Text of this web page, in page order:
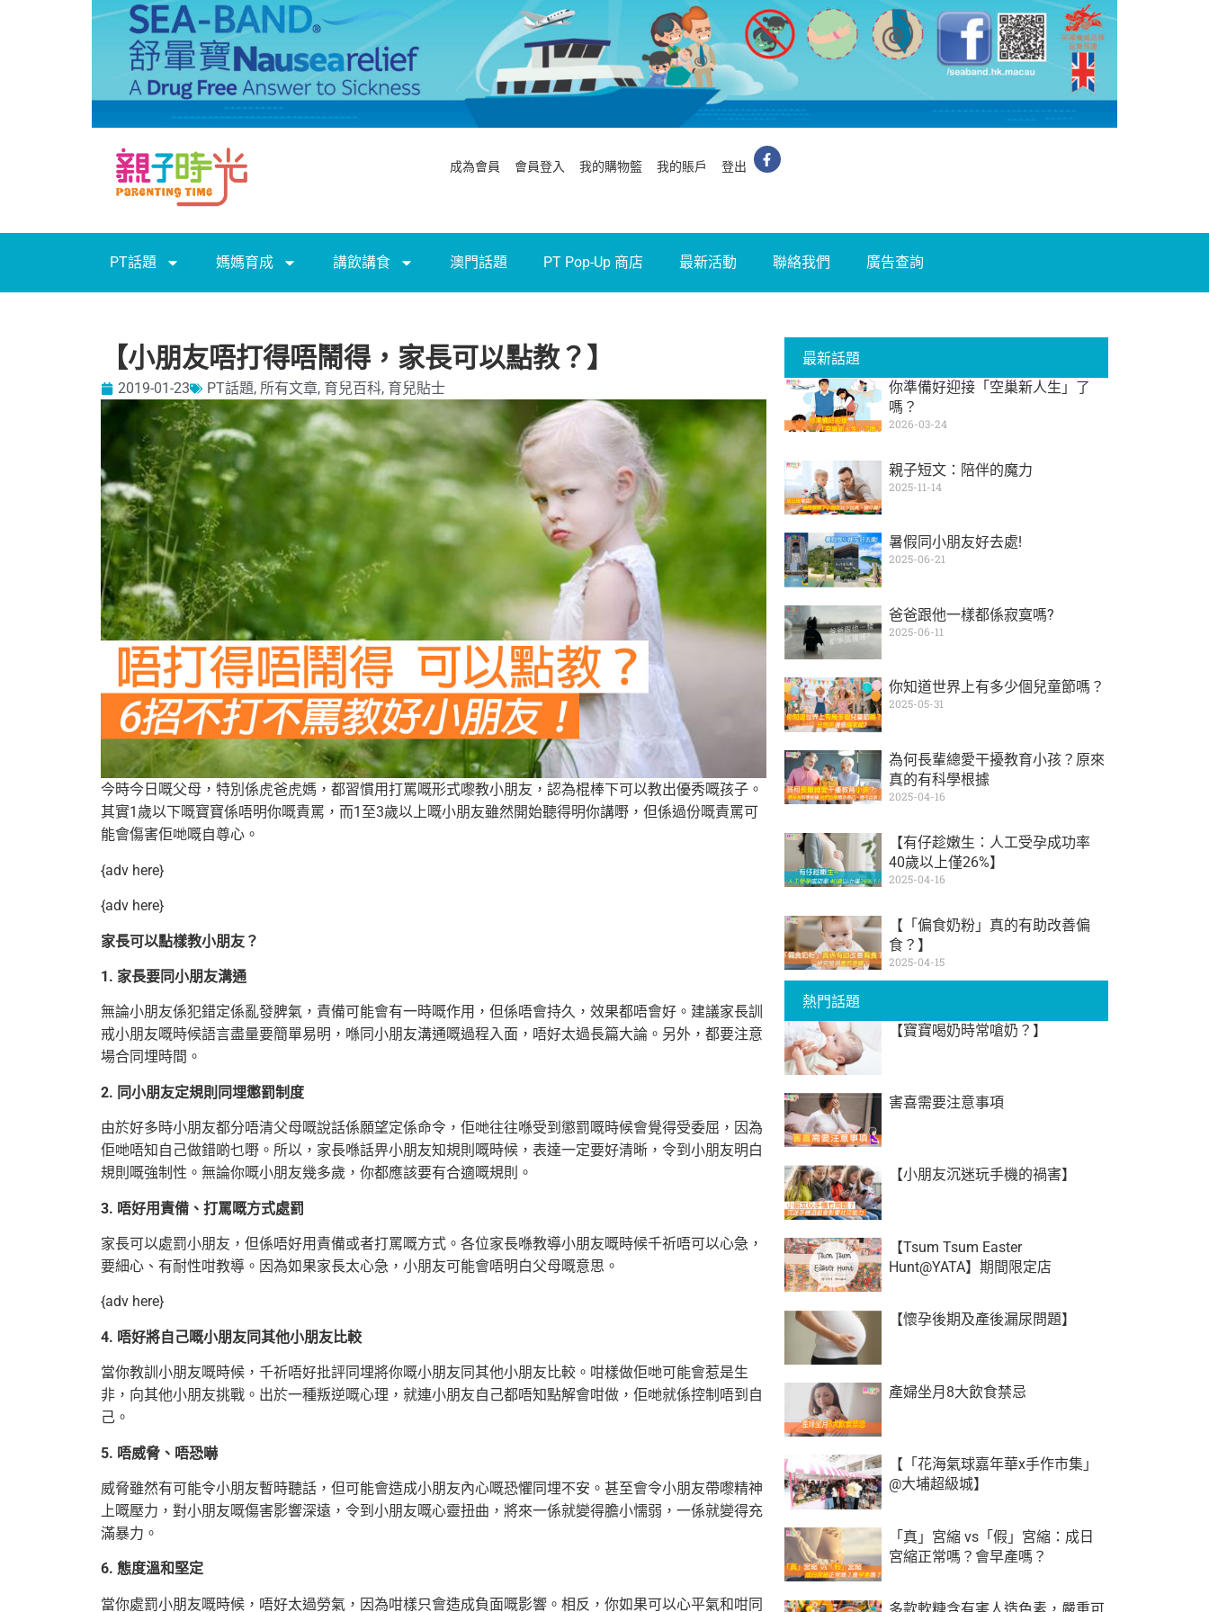
成為會員 會員登入 我的購物籃 我的賬戶 登出
PT話題 媽媽育成 講飲講食 澳門話題 PT Pop-Up 商店 最新活動 聯絡我們 廣告查詢
【小朋友唔打得唔鬧得，家長可以點教？】
2019-01-23 PT話題, 所有文章, 育兒百科, 育兒貼士
今時今日嘅父母，特別係虎爸虎媽，都習慣用打罵嘅形式嚟教小朋友，認為棍棒下可以教出優秀嘅孩子。
其實1歲以下嘅寶寶係唔明你嘅責罵，而1至3歲以上嘅小朋友雖然開始聽得明你講嘢，但係過份嘅責罵可
能會傷害佢哋嘅自尊心。
{adv here}
{adv here}
家長可以點樣教小朋友？
1. 家長要同小朋友溝通
無論小朋友係犯錯定係亂發脾氣，責備可能會有一時嘅作用，但係唔會持久，效果都唔會好。建議家長訓
戒小朋友嘅時候語言盡量要簡單易明，喺同小朋友溝通嘅過程入面，唔好太過長篇大論。另外，都要注意
場合同埋時間。
2. 同小朋友定規則同埋懲罰制度
由於好多時小朋友都分唔清父母嘅說話係願望定係命令，佢哋往往喺受到懲罰嘅時候會覺得受委屈，因為
佢哋唔知自己做錯啲乜嘢。所以，家長喺話畀小朋友知規則嘅時候，表達一定要好清晰，令到小朋友明白
規則嘅強制性。無論你嘅小朋友幾多歲，你都應該要有合適嘅規則。
3. 唔好用責備、打罵嘅方式處罰
家長可以處罰小朋友，但係唔好用責備或者打罵嘅方式。各位家長喺教導小朋友嘅時候千祈唔可以心急，
要細心、有耐性咁教導。因為如果家長太心急，小朋友可能會唔明白父母嘅意思。
{adv here}
4. 唔好將自己嘅小朋友同其他小朋友比較
當你教訓小朋友嘅時候，千祈唔好批評同埋將你嘅小朋友同其他小朋友比較。咁樣做佢哋可能會惹是生
非，向其他小朋友挑戰。出於一種叛逆嘅心理，就連小朋友自己都唔知點解會咁做，佢哋就係控制唔到自
己。
5. 唔威脅、唔恐嚇
威脅雖然有可能令小朋友暫時聽話，但可能會造成小朋友內心嘅恐懼同埋不安。甚至會令小朋友帶嚟精神
上嘅壓力，對小朋友嘅傷害影響深遠，令到小朋友嘅心靈扭曲，將來一係就變得膽小懦弱，一係就變得充
滿暴力。
6. 態度溫和堅定
當你處罰小朋友嘅時候，唔好太過勞氣，因為咁樣只會造成負面嘅影響。相反，你如果可以心平氣和咁同
最新話題
你準備好迎接「空巢新人生」了
嗎？
2026-03-24
親子短文：陪伴的魔力
2025-11-14
暑假同小朋友好去處!
2025-06-21
爸爸跟他一樣都係寂寞嗎?
2025-06-11
你知道世界上有多少個兒童節嗎？
2025-05-31
為何長輩總愛干擾教育小孩？原來
真的有科學根據
2025-04-16
【有仔趁嫩生：人工受孕成功率
40歲以上僅26%】
2025-04-16
【「偏食奶粉」真的有助改善偏
食？】
2025-04-15
熱門話題
【寶寶喝奶時常嗆奶？】
害喜需要注意事項
【小朋友沉迷玩手機的禍害】
【Tsum Tsum Easter
Hunt@YATA】期間限定店
【懷孕後期及產後漏尿問題】
產婦坐月8大飲食禁忌
【「花海氣球嘉年華x手作市集」
@大埔超級城】
「真」宮縮 vs「假」宮縮：成日
宮縮正常嗎？會早產嗎？